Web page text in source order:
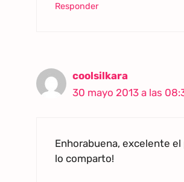
Responder
coolsilkara
30 mayo 2013 a las
Enhorabuena, excelente el
lo comparto!